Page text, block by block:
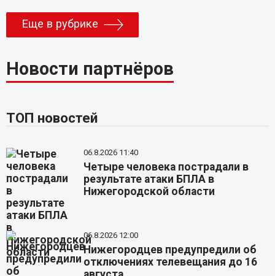
Еще в рубрике
Новости партнёров
ТОП новостей
06.8.2026 11:40
Четыре человека пострадали в
результате атаки БПЛА в
Нижегородской области
06.8.2026 12:00
Нижегородцев предупредили об
отключениях телевещания до 16